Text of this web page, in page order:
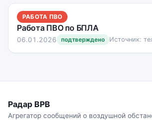
РАБОТА ПВО
Работа ПВО по БПЛА
06.01.2026 подтверждено Источник:
Радар ВРВ
Агрегатор сообщений о воздушной